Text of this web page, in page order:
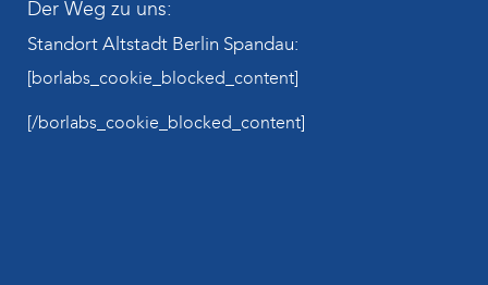
Der Weg zu uns:
Standort Altstadt Berlin Spandau:
[borlabs_cookie_blocked_content]
[/borlabs_cookie_blocked_content]